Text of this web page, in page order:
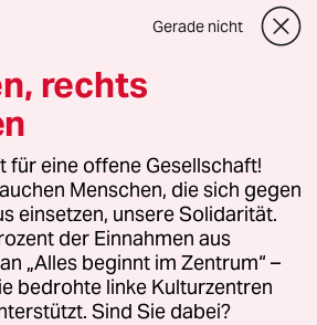
das kein Kampf gegen die
ist, sondern gegen eine
die Sache super gut. Danke
klaren Worte.
Gerade nicht
rechts
eine offene Gesellschaft!
Menschen, die sich gegen
einsetzen, unsere Solidarität.
der Einnahmen aus
„Alles beginnt im Zentrum“ –
bedrohte linke Kulturzentren
Sind Sie dabei?